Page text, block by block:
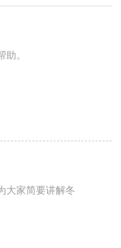
。
大家简要讲解冬